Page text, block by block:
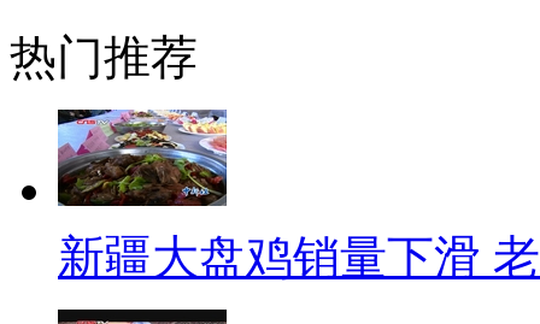
标题：盘点中国80后美女富
口播：今天，很多80后都在
人，她们是一群年轻貌美身价
们的成长经历广为流传。来看
热门推荐
新疆大盘鸡销量下滑